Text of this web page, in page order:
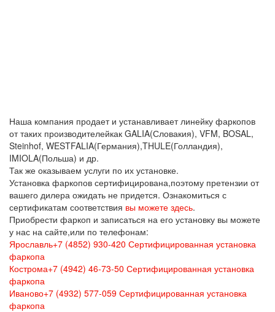
Наша компания продает и устанавливает линейку фаркопов
от таких производителейкак GALIA(Словакия), VFM, BOSAL,
Steinhof, WESTFALIA(Германия),THULE(Голландия),
IMIOLA(Польша) и др.
Так же оказываем услуги по их установке.
Установка фаркопов сертифицирована,поэтому претензии от
вашего дилера ожидать не придется. Ознакомиться с
сертификатам соответствия вы можете здесь.
Приобрести фаркоп и записаться на его установку вы можете
у нас на сайте,или по телефонам:
Ярославль+7 (4852) 930-420 Сертифицированная установка
фаркопа
Кострома+7 (4942) 46-73-50 Сертифицированная установка
фаркопа
Иваново+7 (4932) 577-059 Сертифицированная установка
фаркопа